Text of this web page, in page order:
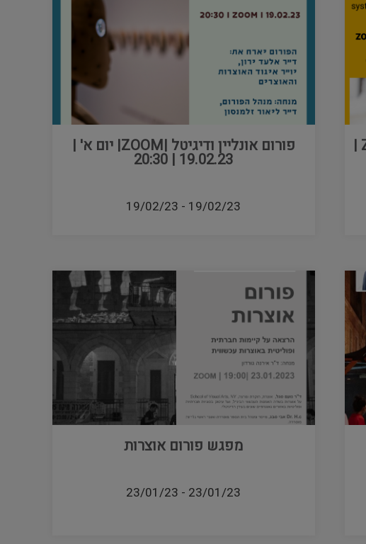
פורום מנהלי האוספים והרשמים| ZOOM | פורום אונליין ודיגיטל |ZOOM| יום א' |
19.02.23 | 20:30
19/02/23
-
19/02/23
מפגש פורום אוצרות
23/01/23
-
23/01/23